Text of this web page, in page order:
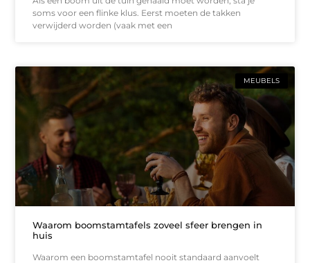
soms voor een flinke klus. Eerst moeten de takken
verwijderd worden (vaak met een
MEUBELS
Waarom boomstamtafels zoveel sfeer brengen in
huis
Waarom een boomstamtafel nooit standaard aanvoelt